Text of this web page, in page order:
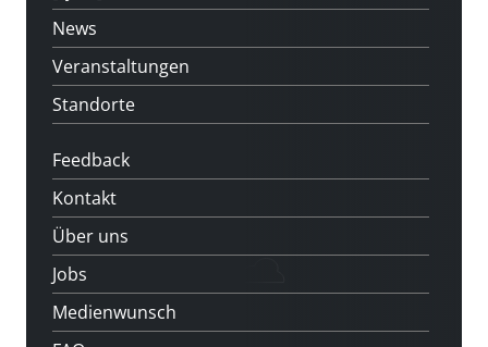
News
Veranstaltungen
Standorte
Feedback
Kontakt
Über uns
Jobs
Medienwunsch